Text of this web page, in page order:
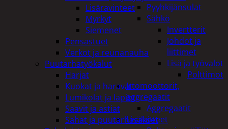
Pyyhkijänsulat
Sähkö
Invertterit
Johdot ja
liittimet
Lisä ja työvalot
Polttimot
Irtomoottorit,
aggregaatit
Aggregaatit
Lisälaitteet
Lisäravinteet
Myrkyt
Siemenet
Pensastuet
Verkot ja reunanauha
Puutarhatyökalut
Harjat
Kuokat ja haravat
Lumikolat ja lapiot
Saavit ja astiat
Sahat ja puutarhasakset